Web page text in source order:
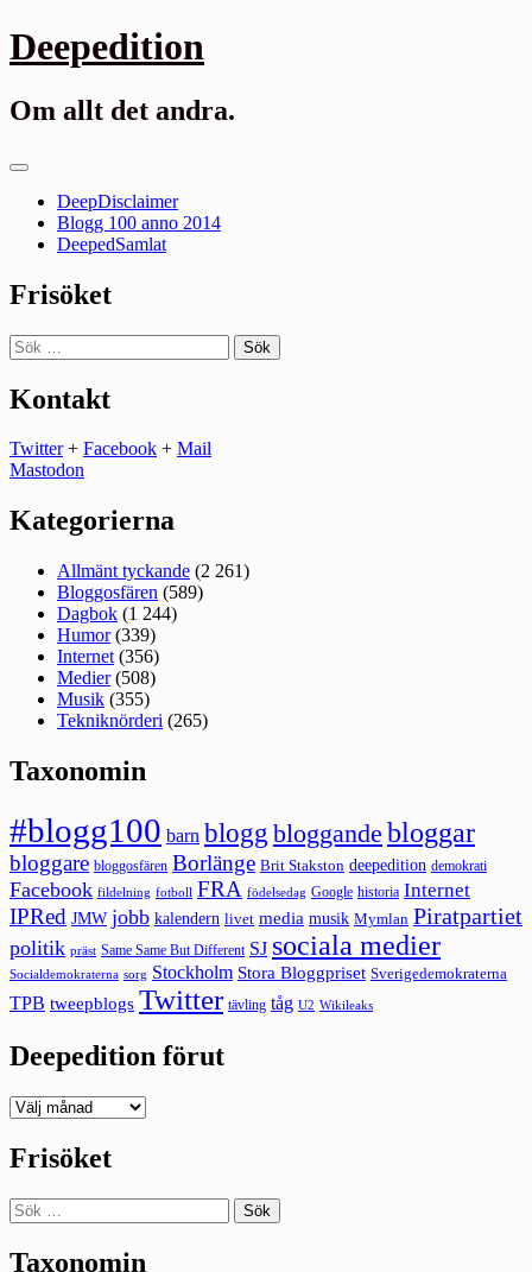
Gå
till
Deepedition
Om allt det andra.
Primär
DeepDisclaimer
Blogg 100 anno 2014
DeepedSamlat
Frisöket
Sök
efter:
Kontakt
Twitter+ Facebook + Mail
Mastodon
Kategorierna
Allmänt tyckande (2 261)
Bloggosfären (589)
Dagbok (1 244)
Humor(339)
Internet (356)
Medier(508)
Musik (355)
Tekniknörderi (265)
Taxonomin
#blogg100 barn blogg bloggande bloggar
bloggare bloggosfären Borlänge Brit Stakston deepedition demokrati
Facebook fildelning fotboll FRA födelsedag Google historia Internet
IPRed JMW jobb kalendern livet media musik Mymlan Piratpartiet
politik präst Same Same But Different SJ sociala medier
Socialdemokraterna sorg Stockholm Stora Bloggpriset Sverigedemokraterna
TPB tweepblogs Twitter tävling tåg U2 Wikileaks
Deepedition förut
Deepedition
Frisöket
Sök
efter:
Taxonomin